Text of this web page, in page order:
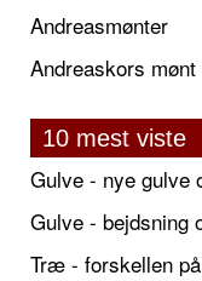
Andreasmønter
Andreaskors mønt
10 mest viste
Gulve - nye gulve
Gulve - bejdsning
Træ - forskellen